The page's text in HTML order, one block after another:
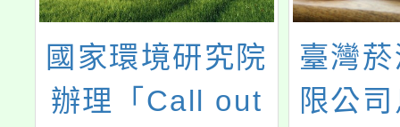
國家環境研究院
辦理「Call out
臺灣
限公